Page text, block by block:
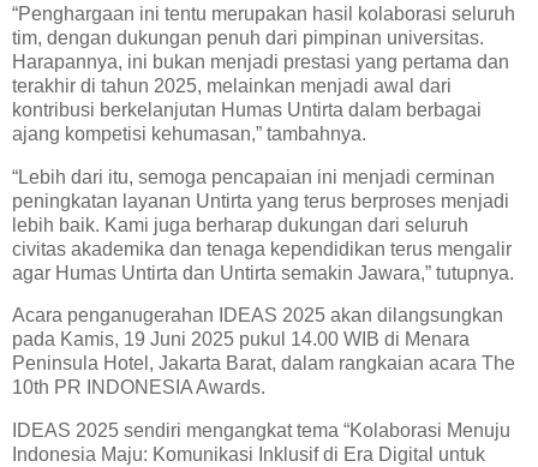
“Penghargaan ini tentu merupakan hasil kolaborasi seluruh
tim, dengan dukungan penuh dari pimpinan universitas.
Harapannya, ini bukan menjadi prestasi yang pertama dan
terakhir di tahun 2025, melainkan menjadi awal dari
kontribusi berkelanjutan Humas Untirta dalam berbagai
ajang kompetisi kehumasan,” tambahnya.
“Lebih dari itu, semoga pencapaian ini menjadi cerminan
peningkatan layanan Untirta yang terus berproses menjadi
lebih baik. Kami juga berharap dukungan dari seluruh
civitas akademika dan tenaga kependidikan terus mengalir
agar Humas Untirta dan Untirta semakin Jawara,” tutupnya.
Acara penganugerahan IDEAS 2025 akan dilangsungkan
pada Kamis, 19 Juni 2025 pukul 14.00 WIB di Menara
Peninsula Hotel, Jakarta Barat, dalam rangkaian acara The
10th PR INDONESIA Awards.
IDEAS 2025 sendiri mengangkat tema “Kolaborasi Menuju
Indonesia Maju: Komunikasi Inklusif di Era Digital untuk